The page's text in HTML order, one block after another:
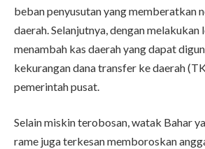
beban penyusutan yang memberatkan
daerah. Selanjutnya, dengan melakukan
menambah kas daerah yang dapat
kekurangan dana transfer ke daerah
pemerintah pusat.
Selain miskin terobosan, watak Bahar
rame juga terkesan memboroskan